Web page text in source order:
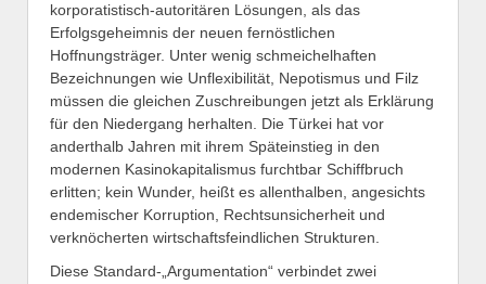
korporatistisch-autoritären Lösungen, als das
Erfolgsgeheimnis der neuen fernöstlichen
Hoffnungsträger. Unter wenig schmeichelhaften
Bezeichnungen wie Unflexibilität, Nepotismus und Filz
müssen die gleichen Zuschreibungen jetzt als Erklärung
für den Niedergang herhalten. Die Türkei hat vor
anderthalb Jahren mit ihrem Späteinstieg in den
modernen Kasinokapitalismus furchtbar Schiffbruch
erlitten; kein Wunder, heißt es allenthalben, angesichts
endemischer Korruption, Rechtsunsicherheit und
verknöcherten wirtschaftsfeindlichen Strukturen.
Diese Standard-„Argumentation“ verbindet zwei